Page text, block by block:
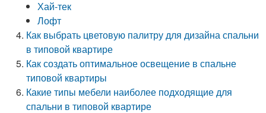
Хай-тек
Лофт
Как выбрать цветовую палитру для дизайна спальни
в типовой квартире
Как создать оптимальное освещение в спальне
типовой квартиры
Какие типы мебели наиболее подходящие для
спальни в типовой квартире